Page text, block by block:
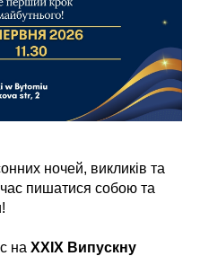
ночей, викликів та
пишатися собою та
на XXIХ Випускну